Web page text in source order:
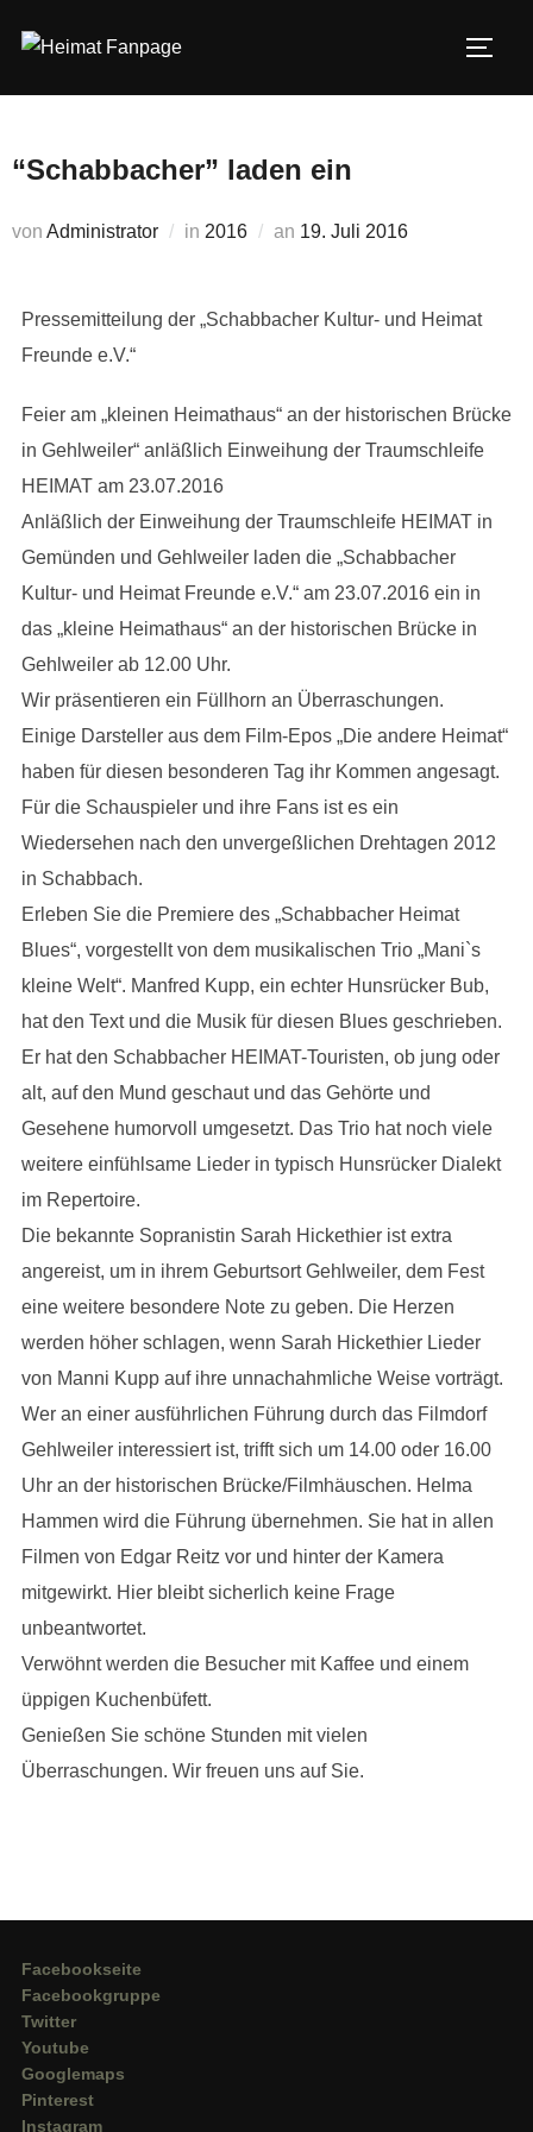
Inhalt
“Schabbacher” laden ein
von Administrator in 2016 an Veröffentlicht
19. Juli 2016
Pressemitteilung der „Schabbacher Kultur- und Heimat
Freunde e.V.“
Feier am „kleinen Heimathaus“ an der historischen Brücke
in Gehlweiler“ anläßlich Einweihung der Traumschleife
HEIMAT am 23.07.2016
Anläßlich der Einweihung der Traumschleife HEIMAT in
Gemünden und Gehlweiler laden die „Schabbacher
Kultur- und Heimat Freunde e.V.“ am 23.07.2016 ein in
das „kleine Heimathaus“ an der historischen Brücke in
Gehlweiler ab 12.00 Uhr.
Wir präsentieren ein Füllhorn an Überraschungen.
Einige Darsteller aus dem Film-Epos „Die andere Heimat“
haben für diesen besonderen Tag ihr Kommen angesagt.
Für die Schauspieler und ihre Fans ist es ein
Wiedersehen nach den unvergeßlichen Drehtagen 2012
in Schabbach.
Erleben Sie die Premiere des „Schabbacher Heimat
Blues“, vorgestellt von dem musikalischen Trio „Mani`s
kleine Welt“. Manfred Kupp, ein echter Hunsrücker Bub,
hat den Text und die Musik für diesen Blues geschrieben.
Er hat den Schabbacher HEIMAT-Touristen, ob jung oder
alt, auf den Mund geschaut und das Gehörte und
Gesehene humorvoll umgesetzt. Das Trio hat noch viele
weitere einfühlsame Lieder in typisch Hunsrücker Dialekt
im Repertoire.
Die bekannte Sopranistin Sarah Hickethier ist extra
angereist, um in ihrem Geburtsort Gehlweiler, dem Fest
eine weitere besondere Note zu geben. Die Herzen
werden höher schlagen, wenn Sarah Hickethier Lieder
von Manni Kupp auf ihre unnachahmliche Weise vorträgt.
Wer an einer ausführlichen Führung durch das Filmdorf
Gehlweiler interessiert ist, trifft sich um 14.00 oder 16.00
Uhr an der historischen Brücke/Filmhäuschen. Helma
Hammen wird die Führung übernehmen. Sie hat in allen
Filmen von Edgar Reitz vor und hinter der Kamera
mitgewirkt. Hier bleibt sicherlich keine Frage
unbeantwortet.
Verwöhnt werden die Besucher mit Kaffee und einem
üppigen Kuchenbüfett.
Genießen Sie schöne Stunden mit vielen
Überraschungen. Wir freuen uns auf Sie.
Facebookseite
Facebookgruppe
Twitter
Youtube
Googlemaps
Pinterest
Instagram